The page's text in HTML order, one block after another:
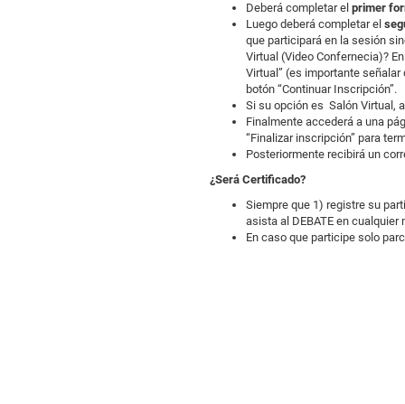
Deberá completar el primer
Luego deberá completar el
que participará en la sesión
Virtual (Video Confernecia)?
Virtual” (es importante
botón “Continuar Inscripción”.
Si su opción es Salón Virtual,
Finalmente accederá a una
“Finalizar inscripción” para
Posteriormente recibirá un
¿Será Certificado?
Siempre que 1) registre su
asista al DEBATE en
En caso que participe solo